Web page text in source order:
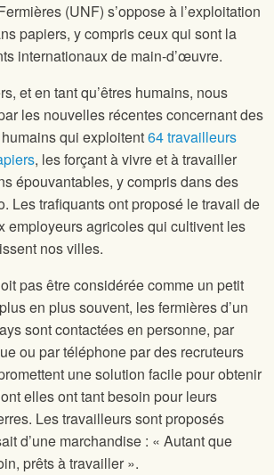
(UNF) s’oppose à l’exploitation
papiers, y compris ceux qui sont la
internationaux de main-d’œuvre.
et en tant qu’êtres humains, nous
les nouvelles récentes concernant des
qui exploitent64 travailleurs
, les forçant à vivre et à travailler
épouvantables, y compris dans des
Les trafiquants ont proposé le travail de
employeurs agricoles qui cultivent les
nos villes.
pas être considérée comme un petit
en plus souvent, les fermières d’un
sont contactées en personne, par
ou par téléphone par des recruteurs
une solution facile pour obtenir
elles ont tant besoin pour leurs
Les travailleurs sont proposés
d’une marchandise : « Autant que
prêts à travailler ».